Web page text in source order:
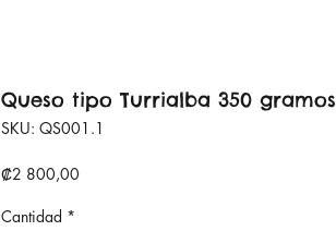
Queso tipo Turrialba 350 gramos
SKU: QS001.1
₡2 800,00
Cantidad *